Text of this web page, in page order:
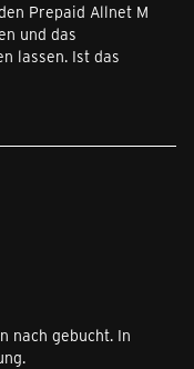
Prepaid Allnet M
und das
lassen. Ist das
nach gebucht. In